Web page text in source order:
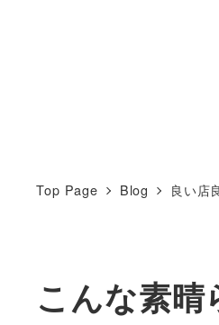
Top Page Blog 良い店
こんな素晴